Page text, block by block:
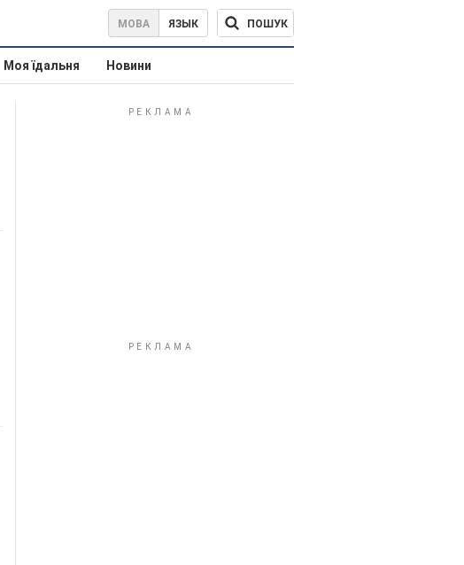
МОВА ЯЗЫК ПОШУК
Моя їдальня Новини